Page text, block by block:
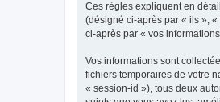
Ces règles expliquent en
(désigné ci-après par « ils »,
ci-après par « vos
Vos informations sont
fichiers temporaires de votre
« session-id »), tous deux